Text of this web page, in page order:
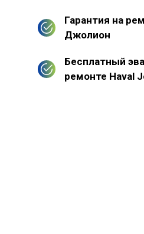
Гарантия на
Джолион
Бесплатный
ремонте Haval